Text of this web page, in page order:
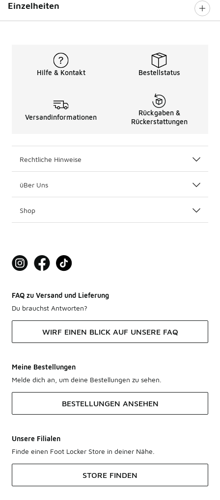
Einzelheiten
Hilfe & Kontakt Bestellstatus
Versandinformationen
Rückgaben &
Rückerstattungen
Rechtliche Hinweise
üBer Uns
Shop
FAQ zu Versand und Lieferung
Du brauchst Antworten?
WIRF EINEN BLICK AUF UNSERE FAQ
Meine Bestellungen
Melde dich an, um deine Bestellungen zu sehen.
BESTELLUNGEN ANSEHEN
Unsere Filialen
Finde einen Foot Locker Store in deiner Nähe.
STORE FINDEN